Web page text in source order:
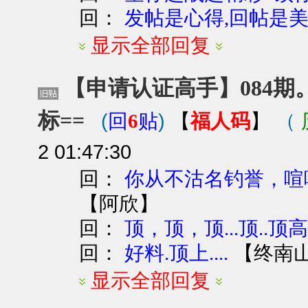
回： 发帖是心得,回帖是
显示全部回复
【申请认证高手】084
标==
(回6贴) 【福人码】 （
2 01:47:30
回：你从不沽名钓誉，
【阿欣】
回：顶，顶，顶...顶..顶
回： 好料.顶上.... 【终南
显示全部回复